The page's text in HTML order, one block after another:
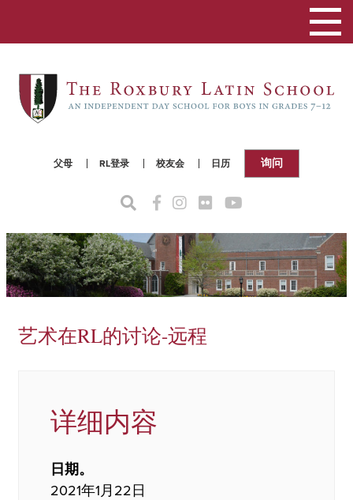
父母 RL登录 校友会 日历 询问
切
换
导
艺术在RL的讨论-远程
详细内容
日期。
2021年1月22日